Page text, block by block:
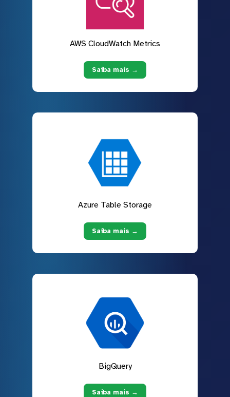
AWS CloudWatch Metrics
Saiba mais →
Azure Table Storage
Saiba mais →
BigQuery
Saiba mais →